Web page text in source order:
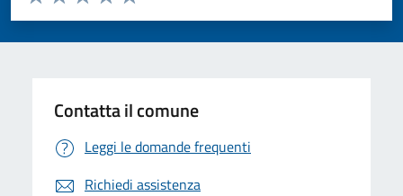
Valuta 5 stelle su 5
Valuta 4 stelle su 5
Valuta 3 stelle su 5
Valuta 2 stelle su 5
Valuta 1 stelle su 5
Contatta il comune
Leggi le domande frequenti
Richiedi assistenza